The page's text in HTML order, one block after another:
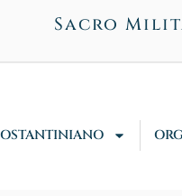
Sacro